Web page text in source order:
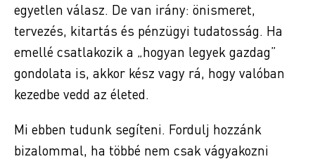
egyetlen válasz. De van irány: önismeret,
tervezés, kitartás és pénzügyi tudatosság. Ha
emellé csatlakozik a „hogyan legyek gazdag”
gondolata is, akkor kész vagy rá, hogy valóban
kezedbe vedd az életed.
Mi ebben tudunk segíteni. Fordulj hozzánk
bizalommal, ha többé nem csak vágyakozni